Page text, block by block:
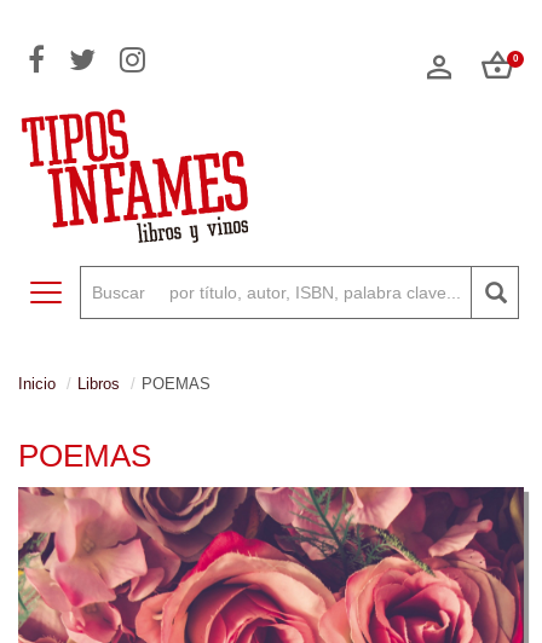
0
Toggle navigation
Inicio Libros POEMAS
POEMAS